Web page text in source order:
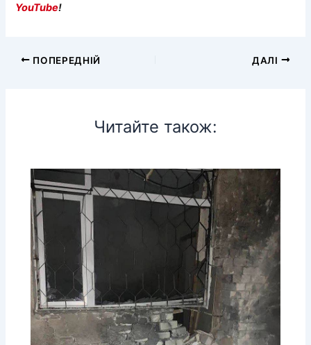
YouTube!
ПОПЕРЕДНІЙ ДАЛІ
Читайте також: